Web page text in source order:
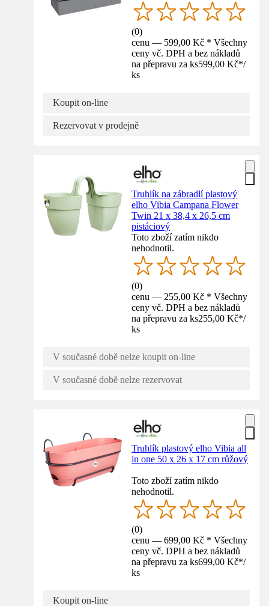
(0)
cenu — 599,00 Kč * Všechny
ceny vč. DPH a bez nákladů
na přepravu za ks599,00 Kč*/
ks
Koupit on-line
Rezervovat v prodejně
Truhlík na zábradlí plastový
elho Vibia Campana Flower
Twin 21 x 38,4 x 26,5 cm
pistáciový
Toto zboží zatím nikdo
nehodnotil.
(0)
cenu — 255,00 Kč * Všechny
ceny vč. DPH a bez nákladů
na přepravu za ks255,00 Kč*/
ks
V současné době nelze koupit on-line
V současné době nelze rezervovat
Truhlík plastový elho Vibia all
in one 50 x 26 x 17 cm růžový
Toto zboží zatím nikdo
nehodnotil.
(0)
cenu — 699,00 Kč * Všechny
ceny vč. DPH a bez nákladů
na přepravu za ks699,00 Kč*/
ks
Koupit on-line